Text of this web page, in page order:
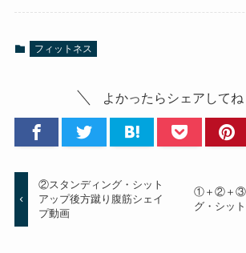
フィットネス
よかったらシェアしてね
②スタンディング・シット
アップ後方蹴り腹筋シェイ
プ動画
①＋②＋③
グ・シッ